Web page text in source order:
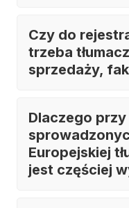
Czy do
trzeba
sprzedaży,
Dlaczego
Europejskiej
jest częściej